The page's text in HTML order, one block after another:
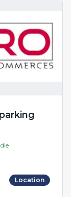
Location